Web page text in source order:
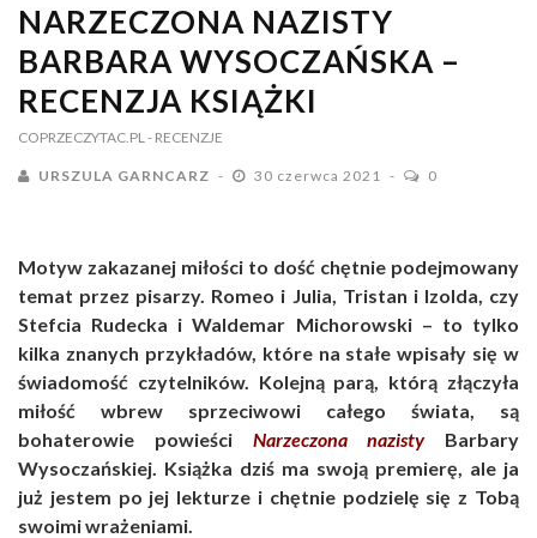
NARZECZONA NAZISTY
BARBARA WYSOCZAŃSKA –
RECENZJA KSIĄŻKI
COPRZECZYTAC.PL - RECENZJE
URSZULA GARNCARZ 30 czerwca 2021 0
Motyw zakazanej miłości to dość chętnie podejmowany
temat przez pisarzy. Romeo i Julia, Tristan i Izolda, czy
Stefcia Rudecka i Waldemar Michorowski – to tylko
kilka znanych przykładów, które na stałe wpisały się w
świadomość czytelników. Kolejną parą, którą złączyła
miłość wbrew sprzeciwowi całego świata, są
bohaterowie powieści Narzeczona nazistyBarbary
Wysoczańskiej. Książka dziś ma swoją premierę, ale ja
już jestem po jej lekturze i chętnie podzielę się z Tobą
swoimi wrażeniami.